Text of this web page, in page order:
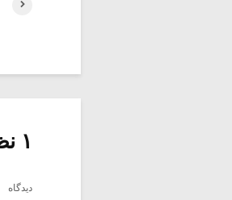
۱ نظر
دیدگاه